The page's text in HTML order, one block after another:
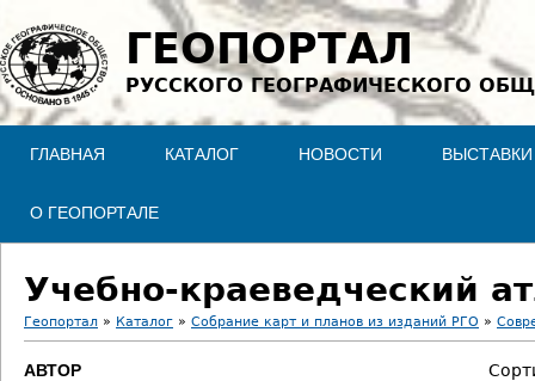
Jump to navigation
ГЕОПОРТАЛ
РУССКОГО ГЕОГРАФИЧЕСКОГО
ГЛАВНАЯ КАТАЛОГ НОВОСТИ ВЫСТАВКИ
О ГЕОПОРТАЛЕ
Учебно-краеведческий
В
Геопортал » Каталог » Собрание карт и планов из изданий РГО »
АВТОР